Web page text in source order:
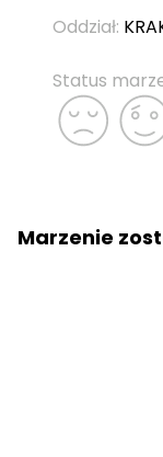
Oddział:
Status
Marzenie